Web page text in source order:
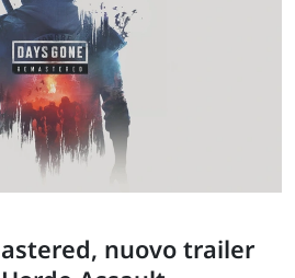
nuovo trailer